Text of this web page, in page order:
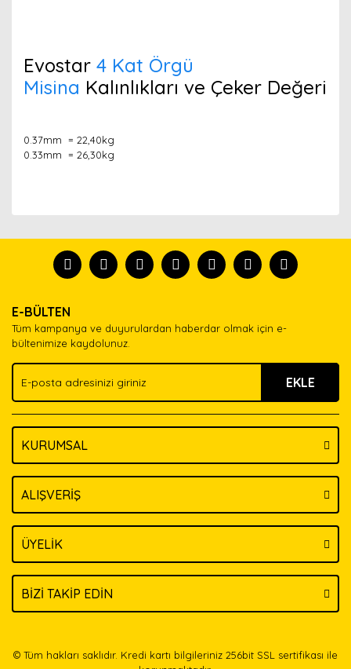
Evostar 4 Kat Örgü
Misina Kalınlıkları ve Çeker Değeri
0.37mm = 22,40kg
0.33mm = 26,30kg
tanısın.
formunu kullanarak tarafımıza iletebilirsiniz.
Görüş ve önerileriniz için teşekkür ederiz.
Ürün açıklamasında eksik bilgiler bulunuyor.
Ürün bilgilerinde hatalar bulunuyor.
Ürün fiyatı diğer sitelerden daha pahalı.
Bu ürüne benzer farklı alternatifler olmalı.
E-BÜLTEN
Tüm kampanya ve duyurulardan haberdar olmak için e-
bültenimize kaydolunuz.
EKLE
KURUMSAL
ALIŞVERİŞ
ÜYELİK
BİZİ TAKİP EDİN
© Tüm hakları saklıdır. Kredi kartı bilgileriniz 256bit SSL sertifikası ile